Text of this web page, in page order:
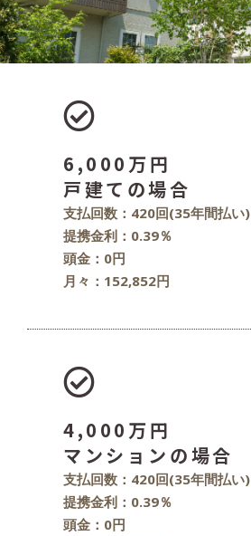
6,000万円
戸建ての場合
支払回数：420回(35年間払い)
提携金利：0.39％
頭金：0円
月々：152,852円
4,000万円
マンションの場合
支払回数：420回(35年間払い)
提携金利：0.39％
頭金：0円